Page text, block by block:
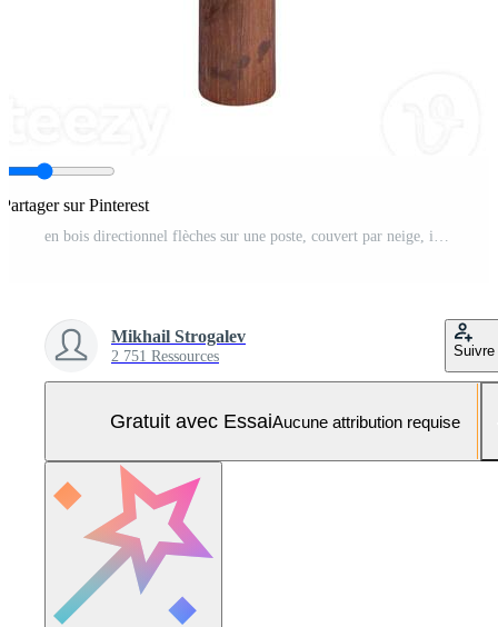
Partager sur Pinterest
en bois directionnel flèches sur une poste, couvert par neige, isolé sur blanc Contexte Photo Pro
Mikhail Strogalev
2 751 Ressources Suivre
Gratuit avec EssaiAucune attribution requise